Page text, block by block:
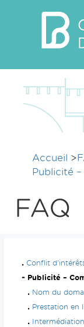
Accueil >
Publicité
FAQ
Conflit
Publicité –
Nom du
Prestation en